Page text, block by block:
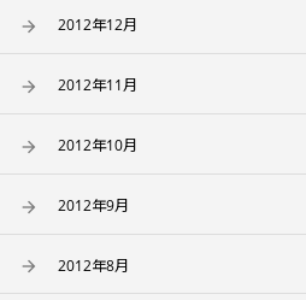
2012年12月
2012年11月
2012年10月
2012年9月
2012年8月